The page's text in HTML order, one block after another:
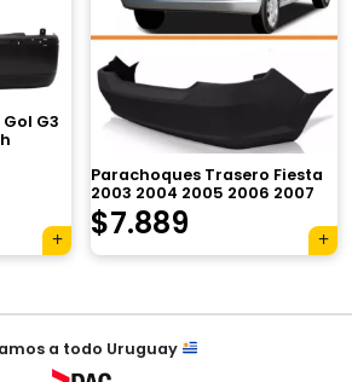
$7.900.$6.450.
G3
Parachoques Trasero Fiesta
2003 2004 2005 2006 2007
$7.889
a todo Uruguay
×
está vacío.
automáticamente.